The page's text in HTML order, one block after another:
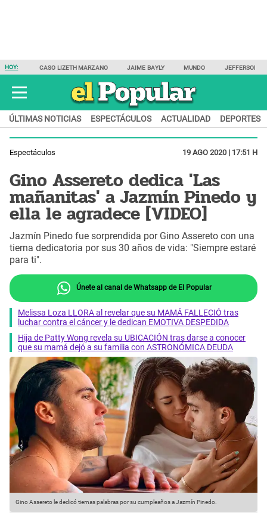
HOY: CASO LIZETH MARZANO JAIME BAYLY MUNDO JEFFERSON
ÚLTIMAS NOTICIAS ESPECTÁCULOS ACTUALIDAD DEPORTES
Espectáculos 19 AGO 2020 | 17:51 H
Gino Assereto dedica 'Las
mañanitas' a Jazmín Pinedo y
ella le agradece [VIDEO]
Jazmín Pinedo fue sorprendida por Gino Assereto con una
tierna dedicatoria por sus 30 años de vida: "Siempre estaré
para ti".
Únete al canal de Whatsapp de El Popular
Melissa Loza LLORA al revelar que su MAMÁ FALLECIÓ tras
luchar contra el cáncer y le dedican EMOTIVA DESPEDIDA
Hija de Patty Wong revela su UBICACIÓN tras darse a conocer
que su mamá dejó a su familia con ASTRONÓMICA DEUDA
Gino Assereto le dedicó tiernas palabras por su cumpleaños a Jazmín Pinedo.